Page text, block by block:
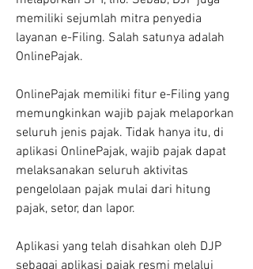
memiliki sejumlah mitra penyedia
layanan e-Filing. Salah satunya adalah
OnlinePajak.
OnlinePajak memiliki fitur e-Filing yang
memungkinkan wajib pajak melaporkan
seluruh jenis pajak. Tidak hanya itu, di
aplikasi OnlinePajak, wajib pajak dapat
melaksanakan seluruh aktivitas
pengelolaan pajak mulai dari hitung
pajak, setor, dan lapor.
Aplikasi yang telah disahkan oleh DJP
sebagai aplikasi pajak resmi melalui